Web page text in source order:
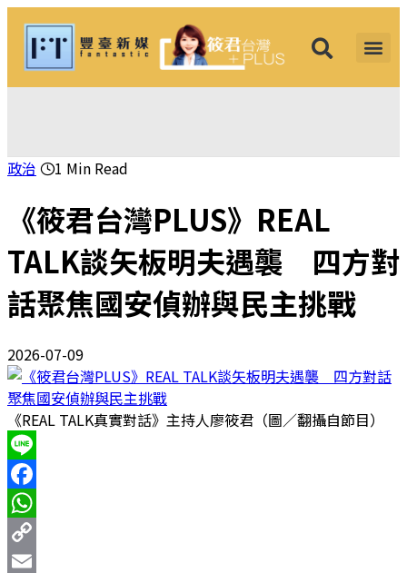
政治 1 Min Read
《筱君台灣PLUS》REAL
TALK談矢板明夫遇襲 四方對
話聚焦國安偵辦與民主挑戰
2026-07-09
《REAL TALK真實對話》主持人廖筱君（圖／翻攝自節目）
Line
Facebook
WhatsApp
Copy